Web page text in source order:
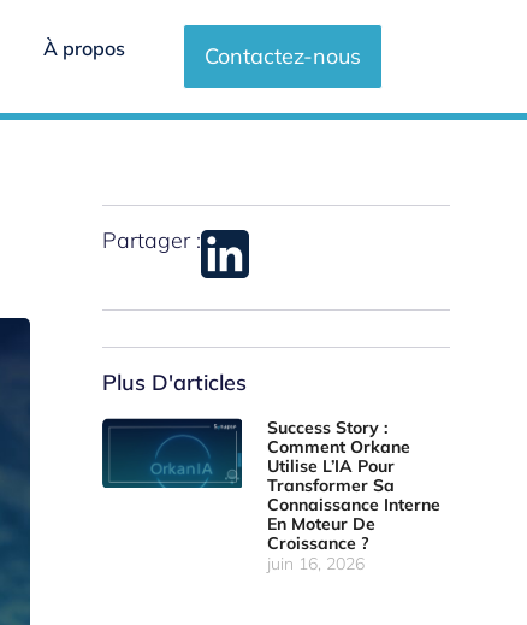
À propos Contactez-nous
Partager :
Plus D'articles
Success Story :
Comment Orkane
Utilise L’IA Pour
Transformer Sa
Connaissance Interne
En Moteur De
Croissance ?
juin 16, 2026